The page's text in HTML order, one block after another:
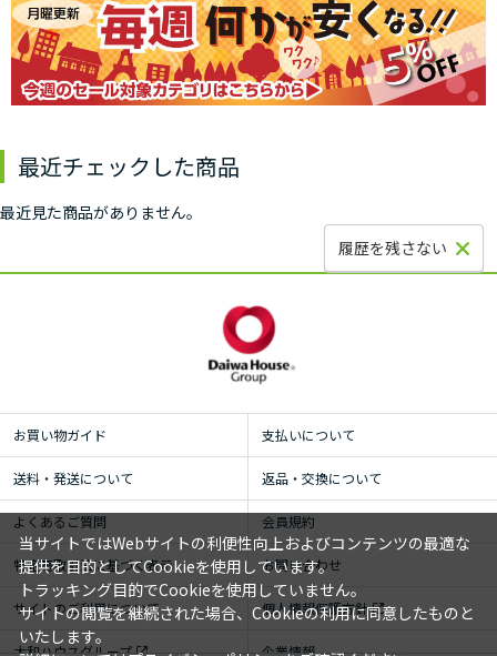
最近チェックした商品
最近見た商品がありません。
履歴を残さない
お買い物ガイド 支払いについて
送料・発送について 返品・交換について
よくあるご質問 会員規約
特定商取引法に基づく表示 お問い合わせ
サイトのご利用について 個人情報保護方針
大和ハウスグループ 企業情報
当サイトではWebサイトの利便性向上およびコンテンツの最適な
提供を目的としてCookieを使用しています。
トラッキング目的でCookieを使用していません。
サイトの閲覧を継続された場合、Cookieの利用に同意したものと
いたします。